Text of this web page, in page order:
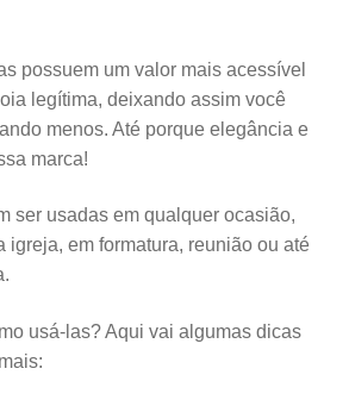
possuem um valor mais acessível
legítima, deixando assim você
menos. Até porque elegância e
marca!
ser usadas em qualquer ocasião,
igreja, em formatura, reunião ou até
usá-las? Aqui vai algumas dicas